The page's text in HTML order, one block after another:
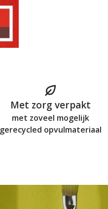
Met zorg verpakt
met zoveel mogelijk
gerecycled opvulmateriaal